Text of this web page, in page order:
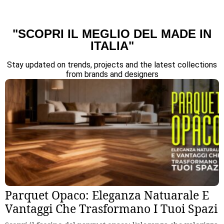
"SCOPRI IL MEGLIO DEL MADE IN
ITALIA"
Stay updated on trends, projects and the latest collections
from brands and designers
Parquet Opaco: Eleganza Natuarale E
Vantaggi Che Trasformano I Tuoi Spazi